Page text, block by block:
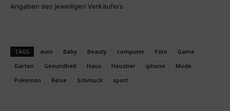
Angaben des jeweiligen Verkäufers
TAGS auto Baby Beauty computer Foto
Game
Garten
Gesundheit Haus Haustier iphone
Mode
Pokemon
Reise Schmuck sport